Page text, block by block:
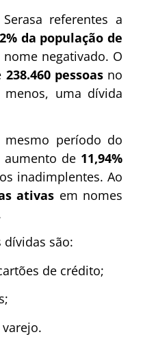
referentes a
da população de
negativado. O
238.460 pessoasno
uma dívida
mesmo período do
aumento de 11,94%
inadimplentes. Ao
ativas em nomes
são:
de crédito;